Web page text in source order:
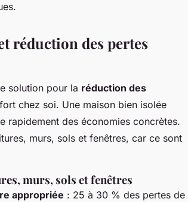
réduction des pertes
solution pour la réduction des
chez soi. Une maison bien isolée
rapidement des économies concrètes.
murs, sols et fenêtres, car ce sont
murs, sols et fenêtres
appropriée : 25 à 30 % des pertes de